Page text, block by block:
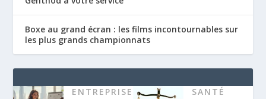
Boxe au grand écran : les films incontournables sur
les plus grands championnats
ENTREPRISE
SANTÉ